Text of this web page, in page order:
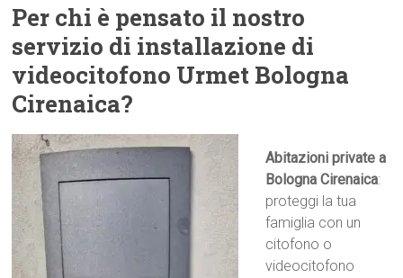
Per chi è pensato il nostro
servizio di installazione di
videocitofono Urmet Bologna
Cirenaica?
Abitazioni private a
Bologna Cirenaica:
proteggi la tua
famiglia con un
citofono o
videocitofono